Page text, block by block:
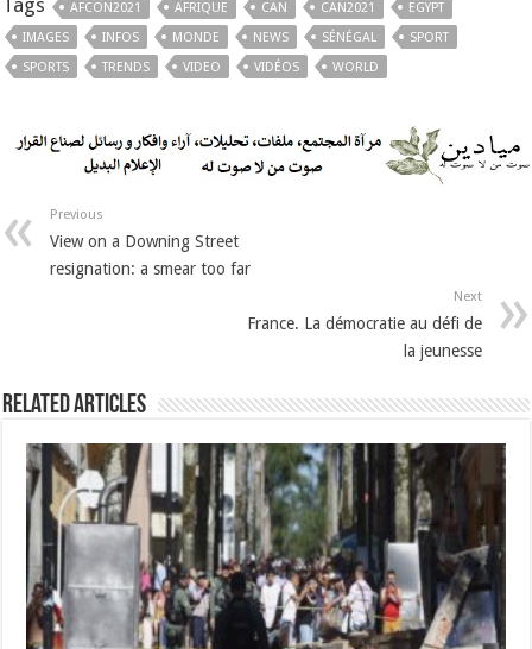
Tags AFCON2021 AFRIQUE CAN CAN2021
EGYPT
IMAGES
INFOS MONDE NEWS SÉNÉGAL
SPORT
SPORTS
TRENDS VIDEO VIDÉOS WORLD
Previous
View on a Downing Street
resignation: a smear too far
Next
France. La démocratie au défi de
la jeunesse
Related Articles